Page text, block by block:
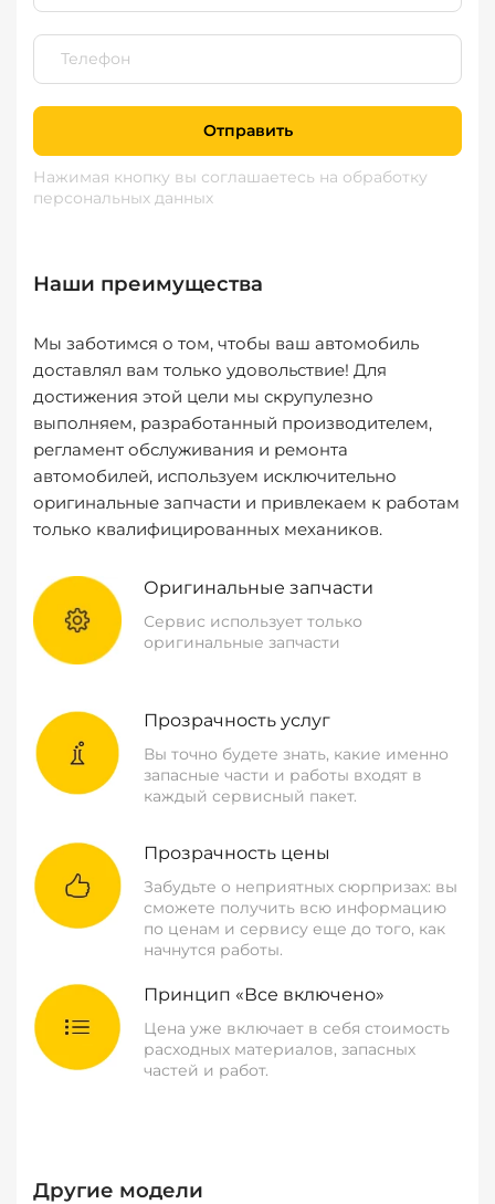
Отправить
Нажимая кнопку вы соглашаетесь на обработку
персональных данных
Наши преимущества
Мы заботимся о том, чтобы ваш автомобиль
доставлял вам только удовольствие! Для
достижения этой цели мы скрупулезно
выполняем, разработанный производителем,
регламент обслуживания и ремонта
автомобилей, используем исключительно
оригинальные запчасти и привлекаем к работам
только квалифицированных механиков.
Оригинальные запчасти
Сервис использует только
оригинальные запчасти
Прозрачность услуг
Вы точно будете знать, какие именно
запасные части и работы входят в
каждый сервисный пакет.
Прозрачность цены
Забудьте о неприятных сюрпризах: вы
сможете получить всю информацию
по ценам и сервису еще до того, как
начнутся работы.
Принцип «Все включено»
Цена уже включает в себя стоимость
расходных материалов, запасных
частей и работ.
Другие модели